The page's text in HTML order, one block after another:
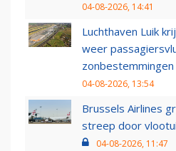
04-08-2026, 14:41
Luchthaven Luik
weer
zonbestemmingen
04-08-2026, 13:54
Brussels Airlines
streep door
04-08-2026, 11:47